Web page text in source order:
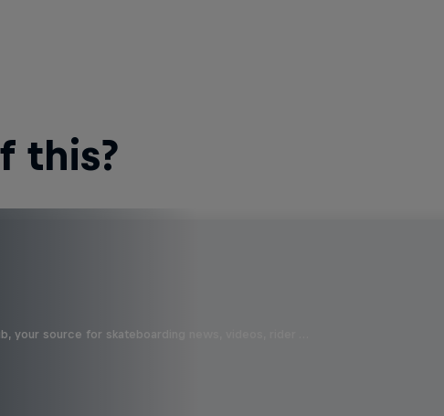
this?
your source for skateboarding news, videos, rider …